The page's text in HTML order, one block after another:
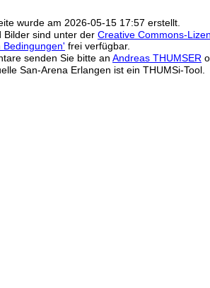
wurde am 2026-05-15 17:57 erstellt.
Bilder sind unter der Creative Commons-
Bedingungen' frei verfügbar.
senden Sie bitte an Andreas THUMSER
San-Arena Erlangen ist ein THUMSi-Tool.